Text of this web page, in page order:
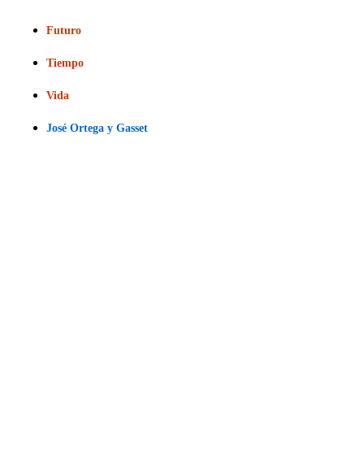
Futuro
Tiempo
Vida
José Ortega y Gasset